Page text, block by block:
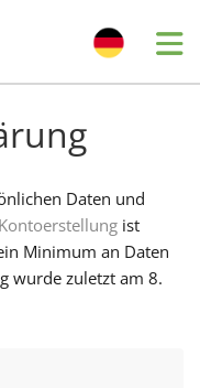
Daten und
Kontoerstellung ist
Minimum an Daten
wurde zuletzt am 8.